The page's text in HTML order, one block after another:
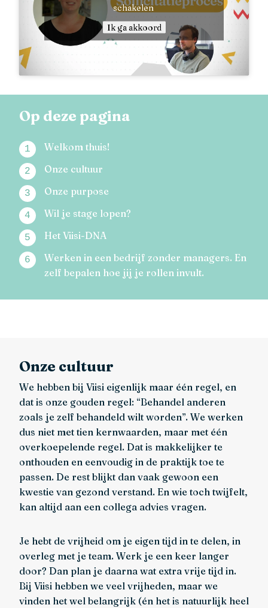
schakelen
Ik ga akkoord
Op deze pagina
Welkom thuis!
Onze cultuur
Onze purpose
Wil je stage lopen?
Het Viisi-DNA
Werken in een bedrijf zonder managers. En
zelf bepalen hoe jij je rollen invult.
Onze cultuur
We hebben bij Viisi eigenlijk maar één regel, en
dat is onze gouden regel: “Behandel anderen
zoals je zelf behandeld wilt worden”. We werken
dus niet met tien kernwaarden, maar met één
overkoepelende regel. Dat is makkelijker te
onthouden en eenvoudig in de praktijk toe te
passen. De rest blijkt dan vaak gewoon een
kwestie van gezond verstand. En wie toch twijfelt,
kan altijd aan een collega advies vragen.
Je hebt de vrijheid om je eigen tijd in te delen, in
overleg met je team. Werk je een keer langer
door? Dan plan je daarna wat extra vrije tijd in.
Bij Viisi hebben we veel vrijheden, maar we
vinden het wel belangrijk (én het is natuurlijk heel